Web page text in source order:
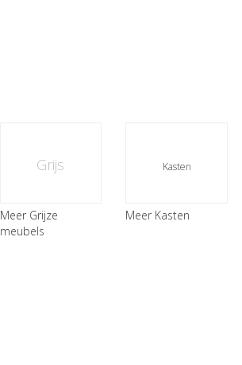
Grijs
Meer Grijze
meubels
Kasten
Meer Kasten